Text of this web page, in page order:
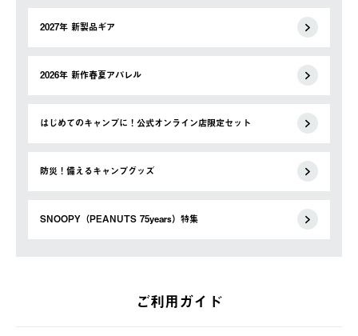
2027年 新製品ギア
2026年 新作春夏アパレル
はじめてのキャンプに！公式オンライン店限定セット
防災！備えるキャンプグッズ
SNOOPY（PEANUTS 75years）特集
ご利用ガイド